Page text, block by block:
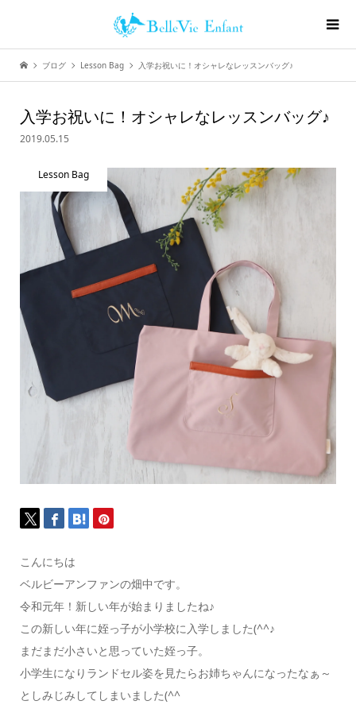
ブログ Lesson Bag 入学お祝いに！オシャレなレッスンバッグ♪
入学お祝いに！オシャレなレッスンバッグ♪
2019.05.15
Lesson Bag
こんにちは
ベルビーアンファンの畑中です。
令和元年！新しい年が始まりましたね♪
この新しい年に姪っ子が小学校に入学しました(^^♪
まだまだ小さいと思っていた姪っ子。
小学生になりランドセル姿を見たらお姉ちゃんになったなぁ～
としみじみしてしまいました(^^ゞ